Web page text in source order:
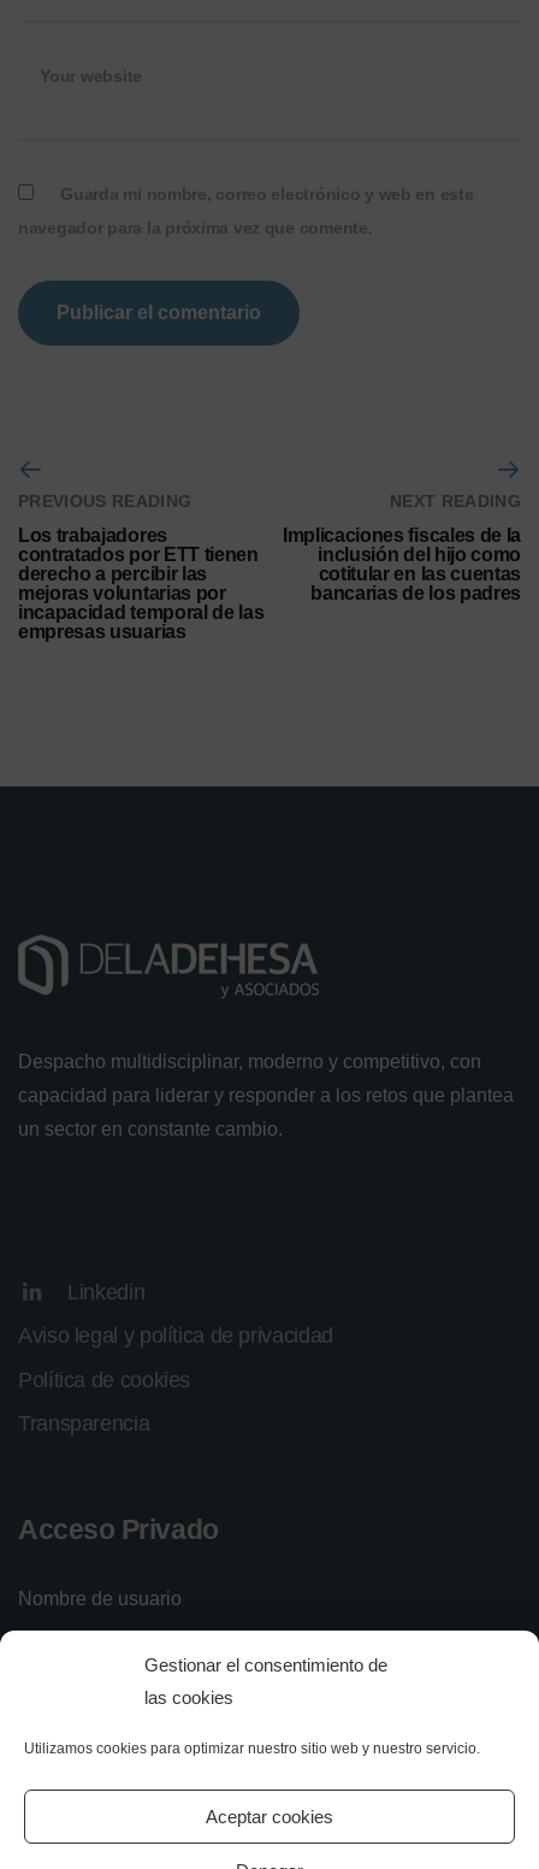
Gestionar el consentimiento de
las cookies
Utilizamos cookies para optimizar nuestro sitio web y nuestro servicio.
Aceptar cookies
Your website
Guarda mi nombre, correo electrónico y web en este
navegador para la próxima vez que comente.
PREVIOUS READING
Los trabajadores
contratados por ETT tienen
derecho a percibir las
mejoras voluntarias por
incapacidad temporal de las
empresas usuarias
NEXT READING
Implicaciones fiscales de la
inclusión del hijo como
cotitular en las cuentas
bancarias de los padres
Despacho multidisciplinar, moderno y competitivo, con
capacidad para liderar y responder a los retos que plantea
un sector en constante cambio.
Linkedin
Aviso legal y política de privacidad
Política de cookies
Transparencia
Acceso Privado
Nombre de usuario
Olvidé mi contraseña